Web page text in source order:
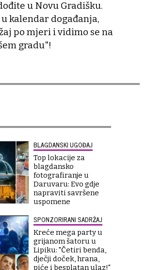
u Novu Gradišku.
kalendar događanja,
po mjeri i vidimo se na
gradu"!
BLAGDANSKI UGOĐAJ
Top lokacije za
blagdansko
fotografiranje u
Daruvaru: Evo gdje
napraviti savršene
uspomene
SPONZORIRANI SADRŽAJ
Kreće mega party u
grijanom šatoru u
Lipiku: "Četiri benda,
dječji doček, hrana,
piće i besplatan ulaz!"